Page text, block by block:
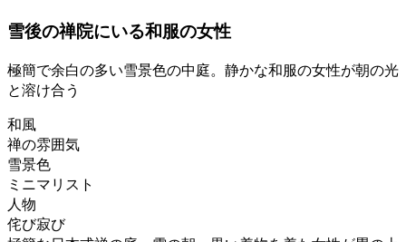
雪後の禅院にいる和服の女性
極簡で余白の多い雪景色の中庭。静かな和服の女性が朝の光
と溶け合う
和風
禅の雰囲気
雪景色
ミニマリスト
人物
侘び寂び